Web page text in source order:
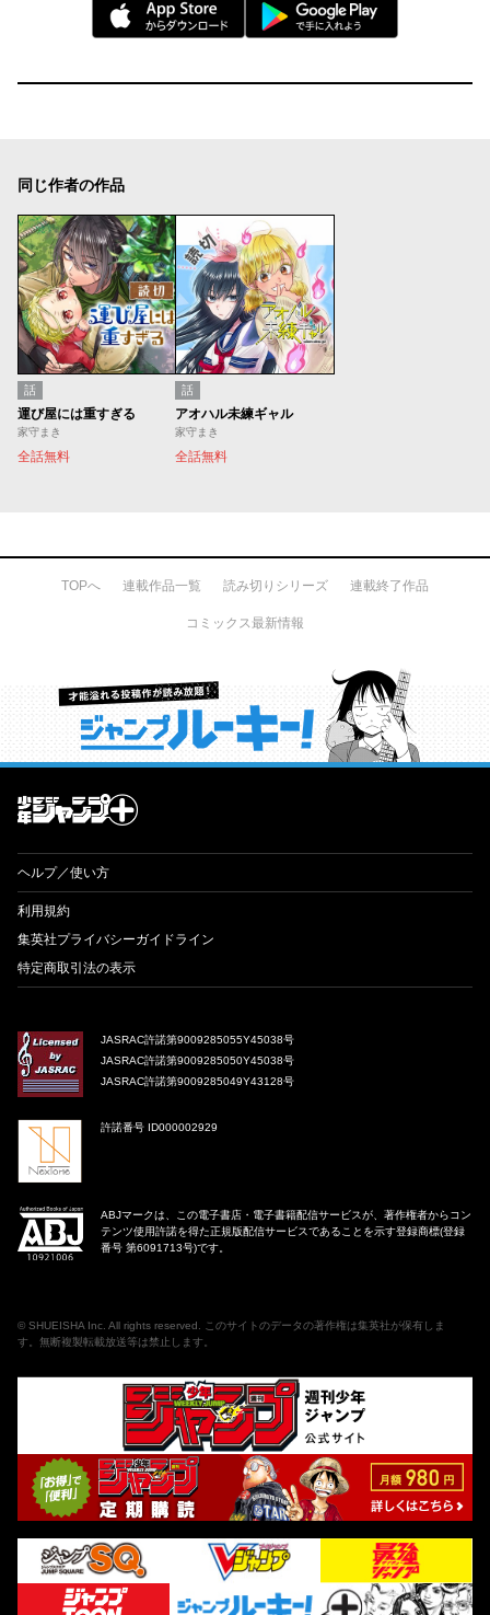
同じ作者の作品
話
運び屋には重すぎる
家守まき
全話無料
話
アオハル未練ギャル
家守まき
全話無料
TOPへ 連載作品一覧 読み切りシリーズ 連載終了作品
コミックス最新情報
才能溢れる投稿作が読み放題！ ジャンプルーキー！
ヘルプ／使い方
利用規約
集英社プライバシーガイドライン
特定商取引法の表示
JASRAC許諾第9009285055Y45038号
JASRAC許諾第9009285050Y45038号
JASRAC許諾第9009285049Y43128号
許諾番号 ID000002929
ABJマークは、この電子書店・電子書籍配信サービスが、著作権者からコン
テンツ使用許諾を得た正規版配信サービスであることを示す登録商標(登録
番号 第6091713号)です。
© SHUEISHA Inc. All rights reserved. このサイトのデータの著作権は集英社が保有しま
す。無断複製転載放送等は禁止します。